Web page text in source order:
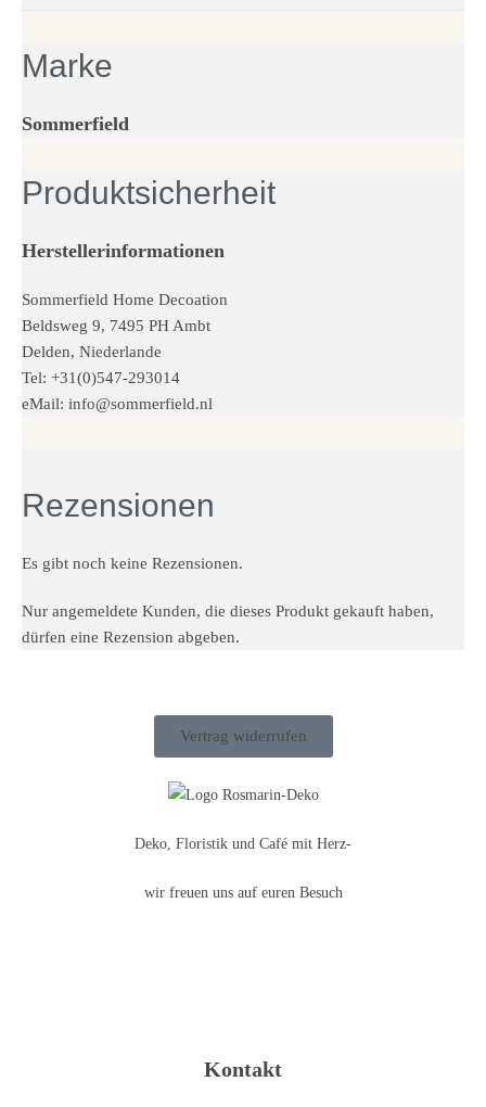
Marke
Sommerfield
Produktsicherheit
Herstellerinformationen
Sommerfield Home Decoation
Beldsweg 9, 7495 PH Ambt
Delden, Niederlande
Tel: +31(0)547-293014
eMail: info@sommerfield.nl
Rezensionen
Es gibt noch keine Rezensionen.
Nur angemeldete Kunden, die dieses Produkt gekauft haben,
dürfen eine Rezension abgeben.
Vertrag widerrufen
Deko, Floristik und Café mit Herz-
wir freuen uns auf euren Besuch
Kontakt